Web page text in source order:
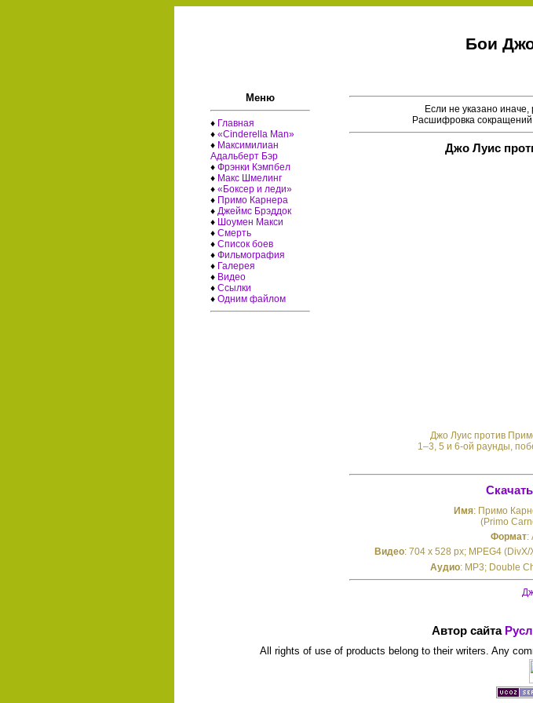
Бои
Меню
♦ Главная
♦«Cinderella Man»
♦ Максимилиан
Адальберт Бэр
♦Фрэнки Кэмпбел
♦ Макс Шмелинг
♦«Боксер и леди»
♦ Примо Карнера
♦ Джеймс Брэддок
♦ Шоумен Макси
♦Смерть
♦Список боев
♦Фильмография
♦ Галерея
♦ Видео
♦Ссылки
♦Одним файлом
Если не указано
Расшифровка
Джо Луис
Джо Луис против
1–3, 5 и 6-ой раунды,
Имя: Примо
(Primo
Формат:
Видео: 704 x 528 px; MPEG4
Аудио: MP3; Double
Автор сайта
All rights of use of products belong to their writers. Any